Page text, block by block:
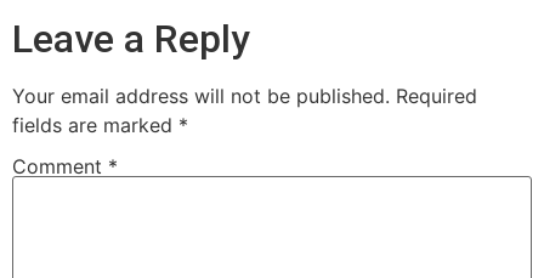
Leave a Reply
Your email address will not be published. Required
fields are marked *
Comment *